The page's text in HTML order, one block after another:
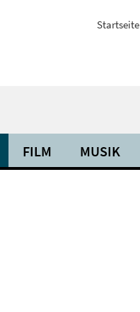
Startseite
FILM MUSIK